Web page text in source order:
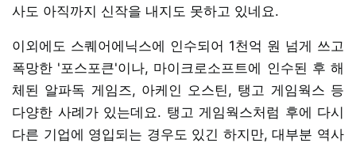
사도 아직까지 신작을 내지도 못하고 있네요.
이외에도 스퀘어에닉스에 인수되어 1천억 원 넘게 쓰고
폭망한 '포스포큰'이나, 마이크로소프트에 인수된 후 해
체된 알파독 게임즈, 아케인 오스틴, 탱고 게임웍스 등
다양한 사례가 있는데요. 탱고 게임웍스처럼 후에 다시
다른 기업에 영입되는 경우도 있긴 하지만, 대부분 역사